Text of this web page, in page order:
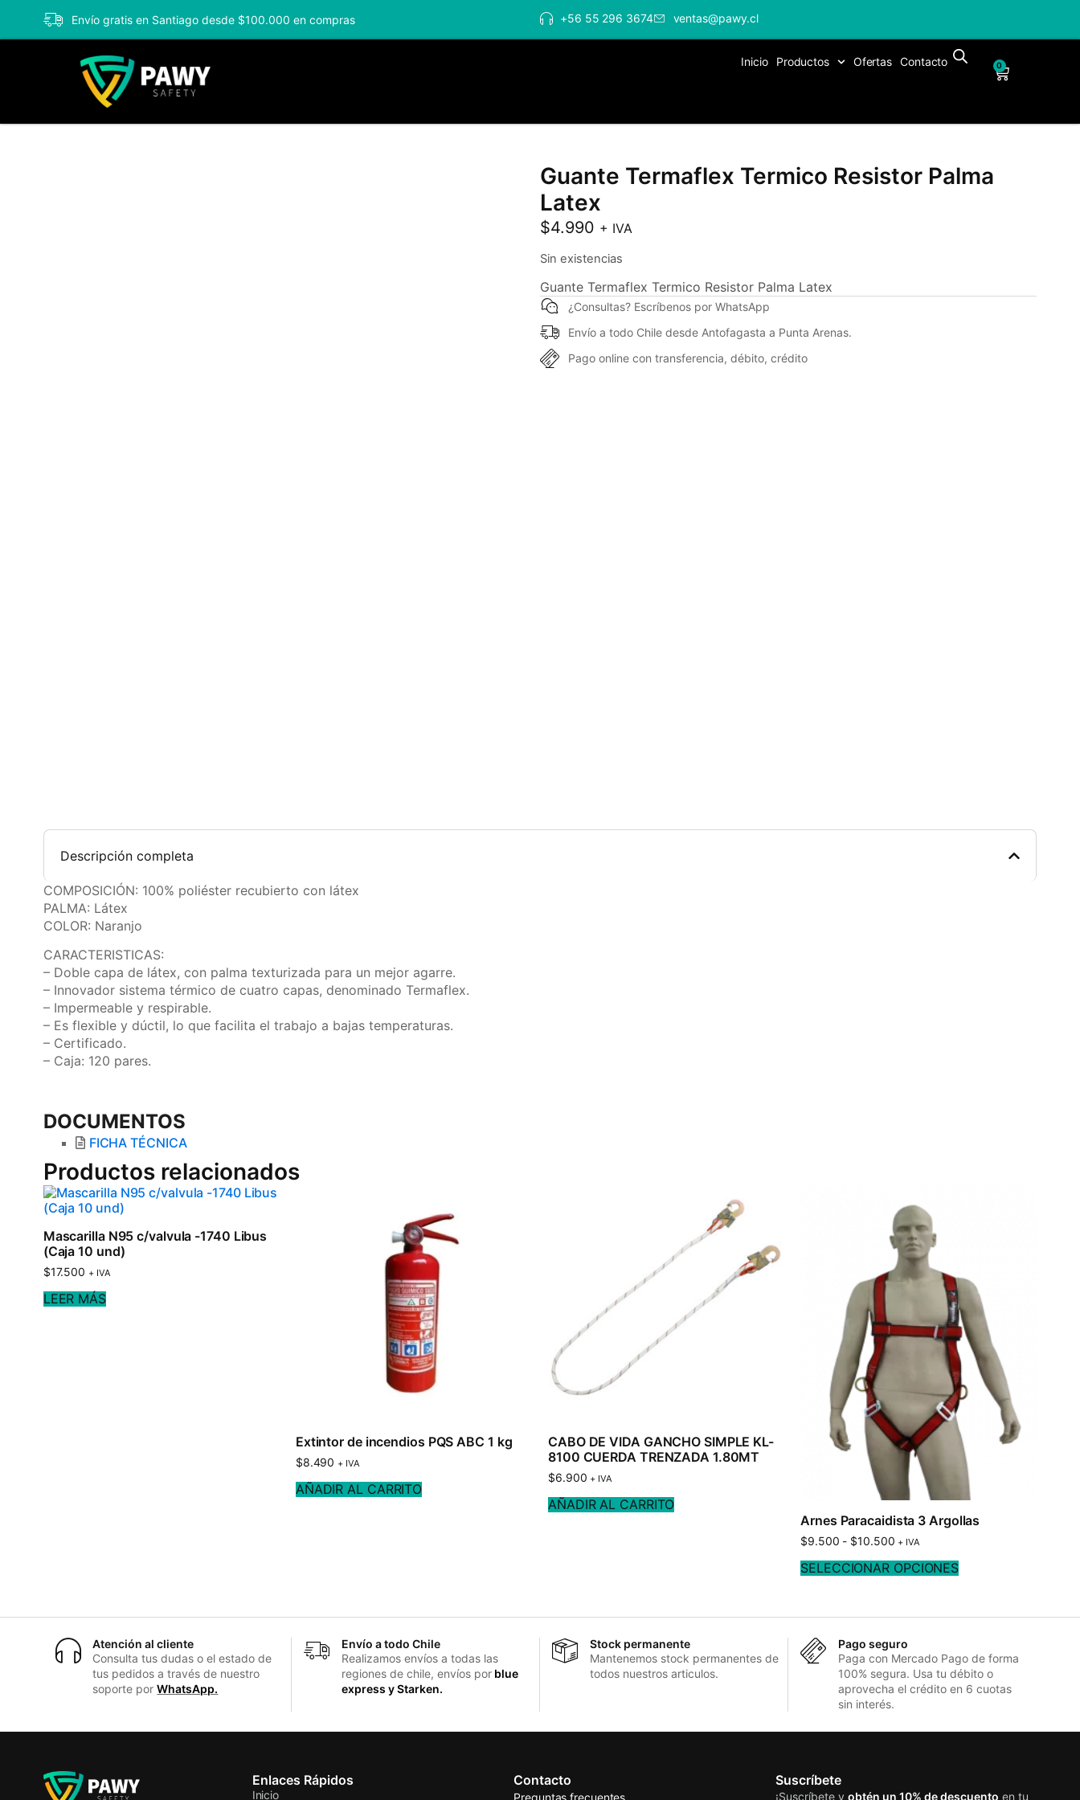
Envío gratis en Santiago desde $100.000 en compras +56 55 296 3674 ventas@pawy.cl
Inicio Productos Ofertas Contacto 0
Guante Termaflex Termico Resistor Palma
Latex
$4.990 + IVA
Sin existencias
Guante Termaflex Termico Resistor Palma Latex
¿Consultas? Escríbenos por WhatsApp
Envío a todo Chile desde Antofagasta a Punta Arenas.
Pago online con transferencia, débito, crédito
Descripción completa
COMPOSICIÓN: 100% poliéster recubierto con látex
PALMA: Látex
COLOR: Naranjo
CARACTERISTICAS:
– Doble capa de látex, con palma texturizada para un mejor agarre.
– Innovador sistema térmico de cuatro capas, denominado Termaflex.
– Impermeable y respirable.
– Es flexible y dúctil, lo que facilita el trabajo a bajas temperaturas.
– Certificado.
– Caja: 120 pares.
DOCUMENTOS
FICHA TÉCNICA
Productos relacionados
Mascarilla N95 c/valvula -1740 Libus
(Caja 10 und)
$17.500 + IVA
LEER MÁS
Extintor de incendios PQS ABC 1 kg
$8.490 + IVA
AÑADIR AL CARRITO
CABO DE VIDA GANCHO SIMPLE KL-
8100 CUERDA TRENZADA 1.80MT
$6.900 + IVA
AÑADIR AL CARRITO
Arnes Paracaidista 3 Argollas
$9.500 - $10.500 + IVA
SELECCIONAR OPCIONES
Atención al cliente
Consulta tus dudas o el estado de
tus pedidos a través de nuestro
soporte porWhatsApp.
Envío a todo Chile
Realizamos envíos a todas las
regiones de chile, envíos porblue
express y Starken.
Stock permanente
Mantenemos stock permanentes de
todos nuestros articulos.
Pago seguro
Paga con Mercado Pago de forma
100% segura. Usa tu débito o
aprovecha el crédito en 6 cuotas
sin interés.
Enlaces Rápidos
Inicio
Contacto Suscríbete
¡Suscríbete y obtén un 10% de descuento en tu